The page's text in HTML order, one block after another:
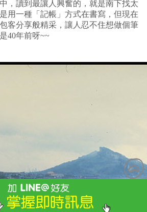
，讀到最讓人興奮的，就是南下找太
用一種「記帳」方式在書寫，但現在
客分享般精采，讓人忍不住想做個筆
40年前呀~~